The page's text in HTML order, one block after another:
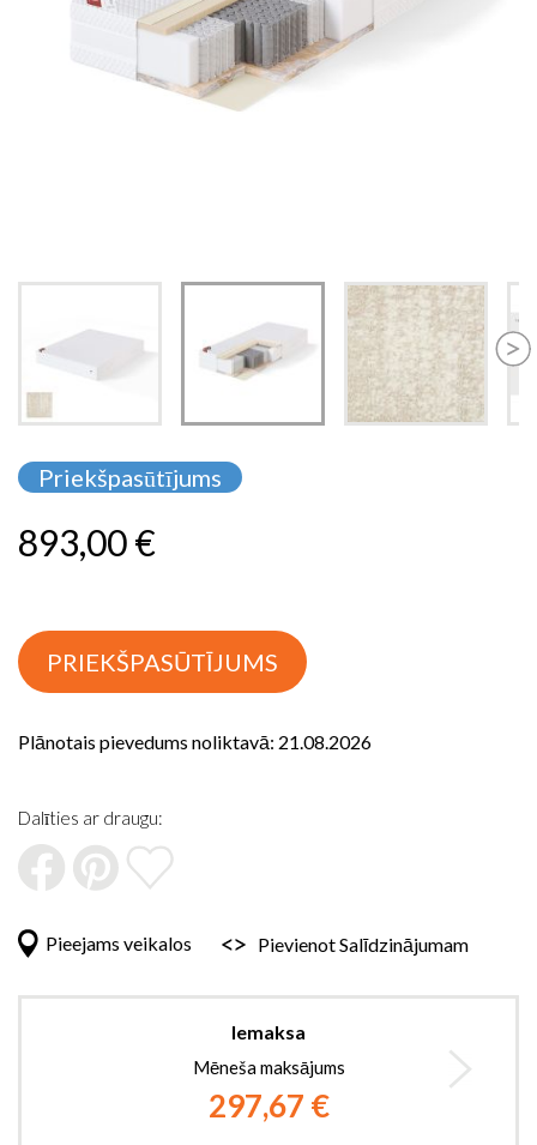
uz
galerijas
Priekšpasūtījums
893,00 €
PRIEKŠPASŪTĪJUMS
Plānotais pievedums noliktavā: 21.08.2026
Dalīties ar draugu:
Pieejams veikalos Pievienot Salīdzinājumam
Iemaksa
Mēneša maksājums
297,67 €